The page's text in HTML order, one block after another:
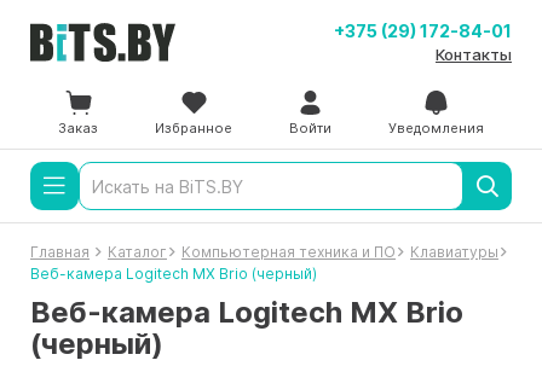
+375 (29) 172-84-01
Контакты
Заказ Избранное Войти Уведомления
Главная Каталог Компьютерная техника и ПО
Клавиатуры
Веб-камера Logitech MX Brio (черный)
Веб-камера Logitech MX Brio
(черный)